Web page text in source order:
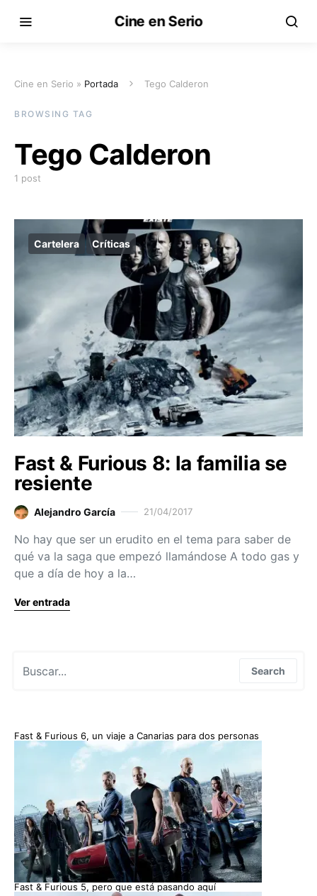
Cine en Serio
Cine en Serio » Portada Tego Calderon
BROWSING TAG
Tego Calderon
1 post
Cartelera Críticas
Fast & Furious 8: la familia se
resiente
Alejandro García 21/04/2017
No hay que ser un erudito en el tema para saber de
qué va la saga que empezó llamándose A todo gas y
que a día de hoy a la…
Ver entrada
Search
Fast & Furious 6, un viaje a Canarias para dos personas
Fast & Furious 5, pero que está pasando aquí